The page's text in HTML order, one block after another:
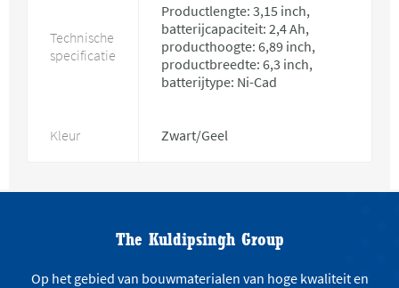
Technische
specificatie
Productlengte: 3,15 inch,
batterijcapaciteit: 2,4 Ah,
producthoogte: 6,89 inch,
productbreedte: 6,3 inch,
batterijtype: Ni-Cad
Kleur Zwart/Geel
The Kuldipsingh Group
Op het gebied van bouwmaterialen van hoge kwaliteit en